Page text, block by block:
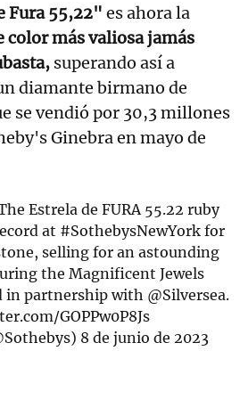
Fura 55,22" es ahora la
color más valiosa jamás
superando así a
diamante birmano de
se vendió por 30,3 millones
Ginebra en mayo de
Estrela de FURA 55.22 ruby
at #SothebysNewYorkfor
selling for an astounding
the Magnificent Jewels
in partnership with @Silversea.
GOPPw0P8Js
8 de junio de 2023